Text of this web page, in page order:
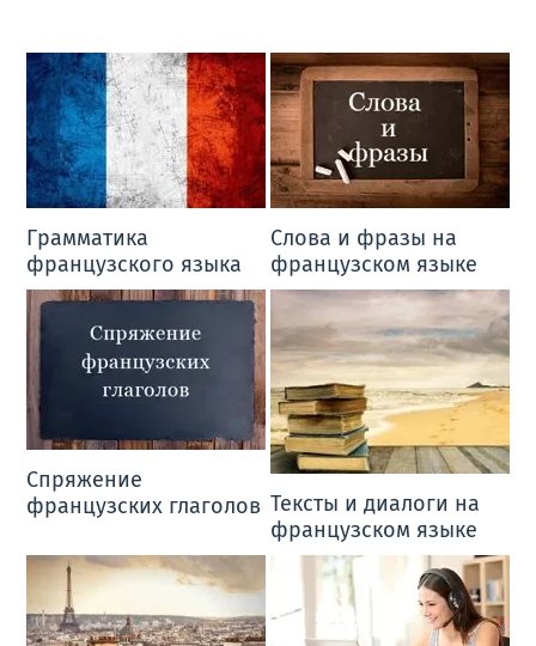
Грамматика
французского языка
Слова и фразы на
французском языке
Спряжение
французских глаголов Тексты и диалоги на
французском языке